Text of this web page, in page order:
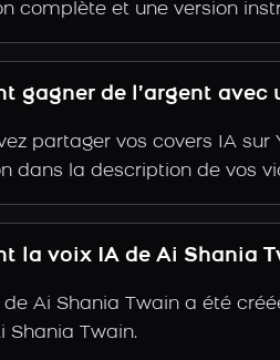
complète et une version
gagner de l’argent avec
partager vos covers IA
dans la description de vos
la voix IA de Ai Shania
de Ai Shania Twain a été
Shania Twain.